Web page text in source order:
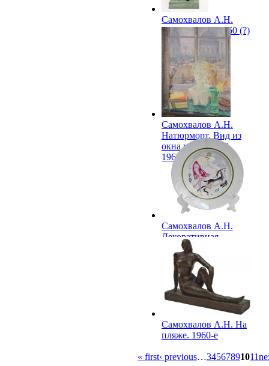
Самохвалов А.Н.
Купальщица. 1960 (?)
Самохвалов А.Н.
Натюрморт. Вид из
окна мастерской.
1960-е
Самохвалов А.Н.
Декоративная
тарелка «Девушка с
козочкой». 1960-е.
(1923,1960-е)
Самохвалов А.Н. На
пляже. 1960-е
« first‹ previous…34567891011